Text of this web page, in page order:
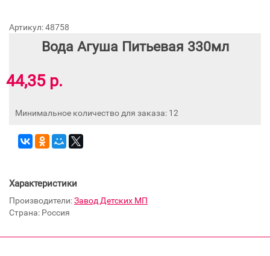
Артикул: 48758
Вода Агуша Питьевая 330мл
44,35 р.
Минимальное количество для заказа: 12
Характеристики
Производители:Завод Детских МП
Страна: Россия